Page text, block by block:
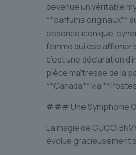
devenue un véritable
**parfums originaux**
essence iconique,
femme qui ose affirmer
c’est une déclaration
pièce maîtresse de la
**Canada** via
### Une Symphonie
La magie de GUCCI
évolue gracieusement